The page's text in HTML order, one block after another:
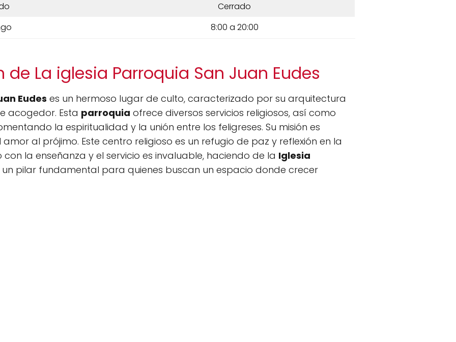
Cerrado
8:00 a 20:00
La iglesia Parroquia San Juan Eudes
Eudes es un hermoso lugar de culto, caracterizado por su arquitectura
acogedor. Esta parroquia ofrece diversos servicios religiosos, así como
la espiritualidad y la unión entre los feligreses. Su misión es
al prójimo. Este centro religioso es un refugio de paz y reflexión en la
la enseñanza y el servicio es invaluable, haciendo de la Iglesia
un pilar fundamental para quienes buscan un espacio donde crecer